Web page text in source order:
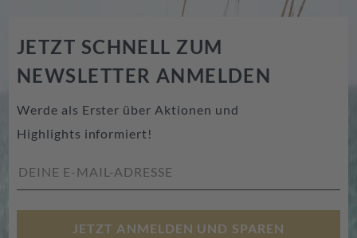
JETZT SCHNELL ZUM
NEWSLETTER ANMELDEN
Werde als Erster über Aktionen und
Highlights informiert!
JETZT ANMELDEN UND SPAREN